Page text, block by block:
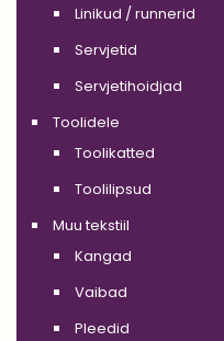
Linikud / runnerid
Servjetid
Servjetihoidjad
Toolidele
Toolikatted
Toolilipsud
Muu tekstiil
Kangad
Vaibad
Pleedid